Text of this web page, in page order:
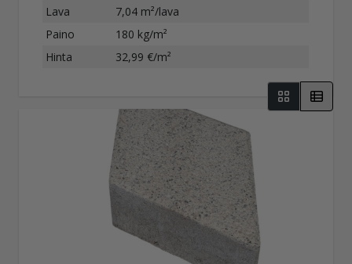
Lava
7,04 m²/lava
Paino
180 kg/m²
Hinta
32,99 €/m²